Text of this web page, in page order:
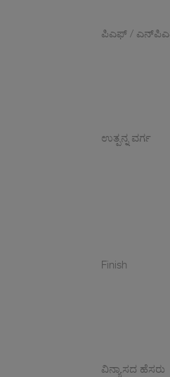
ಪಿಎಫ್ /
ಉತ್ಪನ್ನ ವರ್ಗ
Finish
ವಿನ್ಯಾಸದ ಹೆಸರು